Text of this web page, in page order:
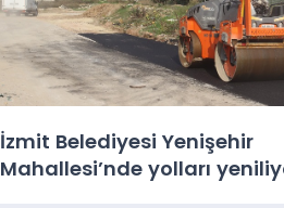
İzmit Belediyesi Yenişehir
Mahallesi’nde yolları